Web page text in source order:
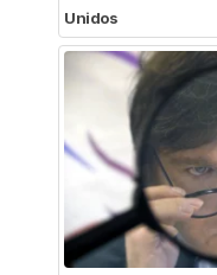
Unidos